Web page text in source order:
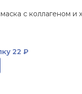
с коллагеном и
22 ₽